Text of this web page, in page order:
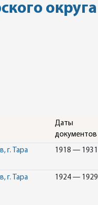
округа
Даты
документов
г. Тара
1918 — 1931
г. Тара
1924 — 1929